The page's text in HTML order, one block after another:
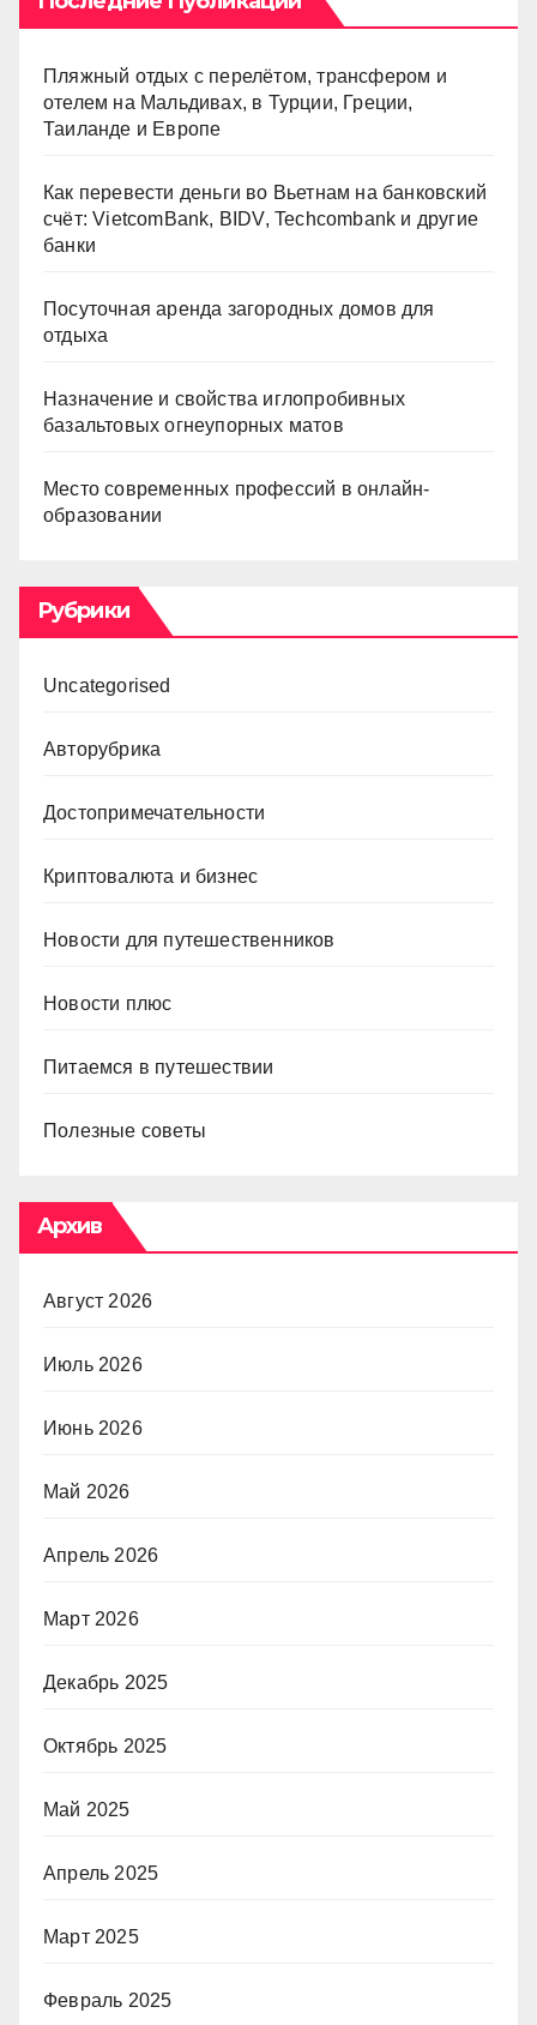
Пляжный отдых с перелётом, трансфером и
отелем на Мальдивах, в Турции, Греции,
Таиланде и Европе
Как перевести деньги во Вьетнам на банковский
счёт: VietcomBank, BIDV, Techcombank и другие
банки
Посуточная аренда загородных домов для
отдыха
Назначение и свойства иглопробивных
базальтовых огнеупорных матов
Место современных профессий в онлайн-
образовании
Рубрики
Uncategorised
Авторубрика
Достопримечательности
Криптовалюта и бизнес
Новости для путешественников
Новости плюс
Питаемся в путешествии
Полезные советы
Архив
Август 2026
Июль 2026
Июнь 2026
Май 2026
Апрель 2026
Март 2026
Декабрь 2025
Октябрь 2025
Май 2025
Апрель 2025
Март 2025
Февраль 2025